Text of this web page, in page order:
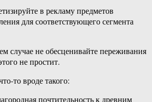
в рекламу предметов
для соответствующего сегмента
случае не обесценивайте переживания
не простит.
то вроде такого:
почтительность к древним